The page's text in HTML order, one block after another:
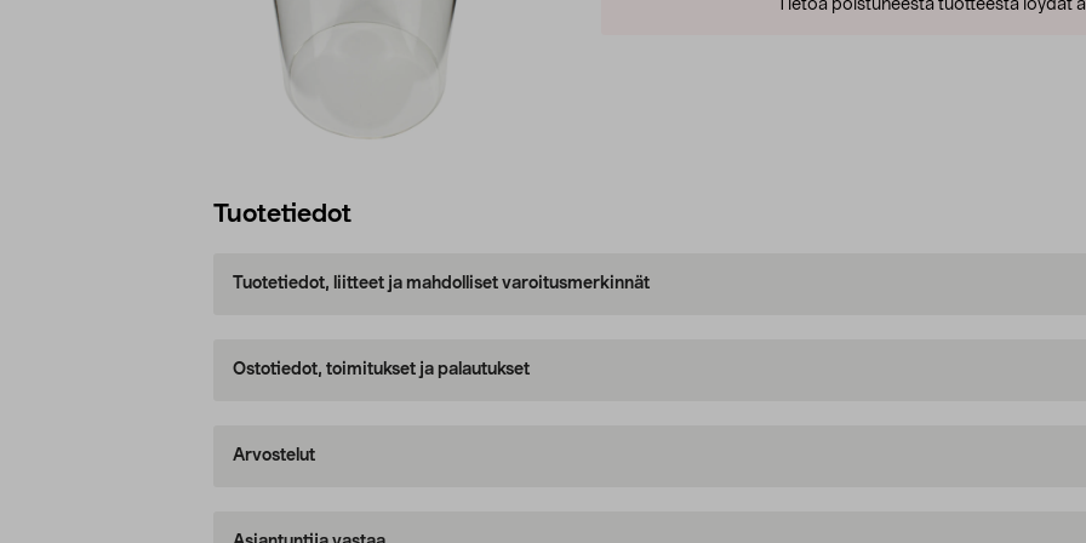
Tietoa poistuneesta tuotteesta löydät
Tuotetiedot
Tuotetiedot, liitteet ja mahdolliset varoitusmerkinnät
Ostotiedot, toimitukset ja palautukset
Arvostelut